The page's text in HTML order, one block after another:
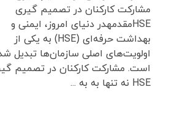
مشارکت کارکنان در تصمیم گیری
HSEمقدمهدر دنیای امروز، ایمنی و
بهداشت حرفه‌ای (HSE) به یکی از
اولویت‌های اصلی سازمان‌ها تبدیل
است. مشارکت کارکنان در تصمیم
HSE نه تنها به به ...